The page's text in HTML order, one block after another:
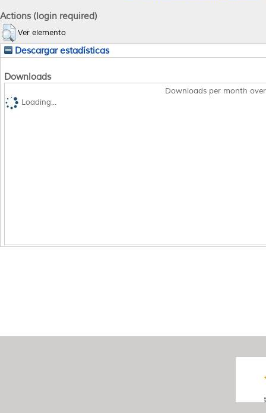
Actions (login required)
Ver elemento
Descargar estadísticas
Downloads
Downloads per month
Loading...